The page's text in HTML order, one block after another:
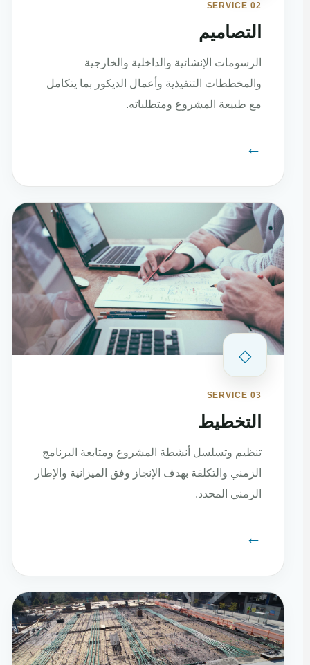
SERVICE 02
التصاميم
الرسومات الإنشائية والداخلية والخارجية
والمخططات التنفيذية وأعمال الديكور بما يتكامل
مع طبيعة المشروع ومتطلباته.
←
◇
SERVICE 03
التخطيط
تنظيم وتسلسل أنشطة المشروع ومتابعة البرنامج
الزمني والتكلفة بهدف الإنجاز وفق الميزانية والإطار
الزمني المحدد.
←